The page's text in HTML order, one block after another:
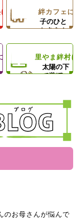
ついて
絆
カ
フ
楽しい親
子のひと
ときを！
絆カフェに
ついて
里
ま
絆
思いきり
太陽の下
で遊ぼ
動を通じて子ど
もたちの心の成
里やま絆村
のお母さんが悩んで